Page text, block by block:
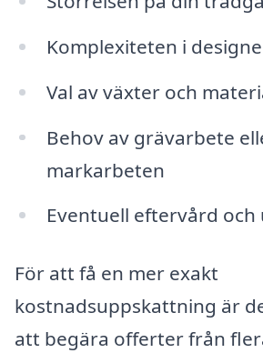
Komplexiteten i
Val av växter och
Behov av grävarbete
markarbeten
Eventuell eftervård och
För att få en mer exakt
kostnadsuppskattning är
att begära offerter från